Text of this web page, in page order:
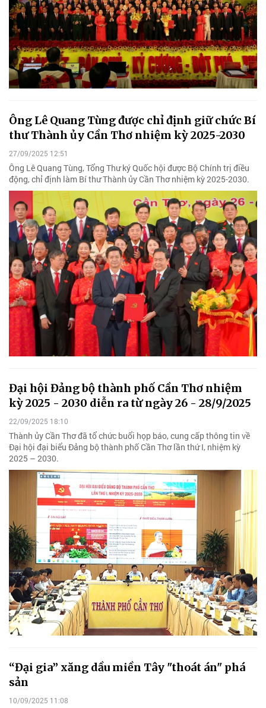
Ông Lê Quang Tùng được chỉ định giữ chức Bí
thư Thành ủy Cần Thơ nhiệm kỳ 2025-2030
27/09/2025 12:51
Ông Lê Quang Tùng, Tổng Thư ký Quốc hội được Bộ Chính trị điều
động, chỉ định làm Bí thư Thành ủy Cần Thơ nhiệm kỳ 2025-2030.
Đại hội Đảng bộ thành phố Cần Thơ nhiệm
kỳ 2025 - 2030 diễn ra từ ngày 26 - 28/9/2025
22/09/2025 18:10
Thành ủy Cần Thơ đã tổ chức buổi họp báo, cung cấp thông tin về
Đại hội đại biểu Đảng bộ thành phố Cần Thơ lần thứ I, nhiệm kỳ
2025 – 2030.
“Đại gia” xăng dầu miền Tây "thoát án" phá
sản
10/09/2025 11:08